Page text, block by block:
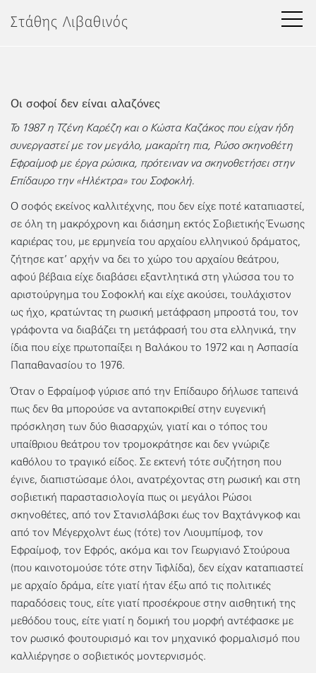
στοΣτάθης Λιβαθινός
Οι σοφοί δεν είναι αλαζόνες
Το 1987 η Τζένη Καρέζη και ο Κώστα Καζάκος που είχαν ήδη
συνεργαστεί με τον μεγάλο, μακαρίτη πια, Ρώσο σκηνοθέτη
Εφραίμοφ με έργα ρώσικα, πρότειναν να σκηνοθετήσει στην
Επίδαυρο την «Ηλέκτρα» του Σοφοκλή.
Ο σοφός εκείνος καλλιτέχνης, που δεν είχε ποτέ καταπιαστεί,
σε όλη τη μακρόχρονη και διάσημη εκτός Σοβιετικής Ένωσης
καριέρας του, με ερμηνεία του αρχαίου ελληνικού δράματος,
ζήτησε κατ’ αρχήν να δει το χώρο του αρχαίου θεάτρου,
αφού βέβαια είχε διαβάσει εξαντλητικά στη γλώσσα του το
αριστούργημα του Σοφοκλή και είχε ακούσει, τουλάχιστον
ως ήχο, κρατώντας τη ρωσική μετάφραση μπροστά του, τον
γράφοντα να διαβάζει τη μετάφρασή του στα ελληνικά, την
ίδια που είχε πρωτοπαίξει η Βαλάκου το 1972 και η Ασπασία
Παπαθανασίου το 1976.
Όταν ο Εφραίμοφ γύρισε από την Επίδαυρο δήλωσε ταπεινά
πως δεν θα μπορούσε να ανταποκριθεί στην ευγενική
πρόσκληση των δύο θιασαρχών, γιατί και ο τόπος του
υπαίθριου θεάτρου τον τρομοκράτησε και δεν γνώριζε
καθόλου το τραγικό είδος. Σε εκτενή τότε συζήτηση που
έγινε, διαπιστώσαμε όλοι, ανατρέχοντας στη ρωσική και στη
σοβιετική παραστασιολογία πως οι μεγάλοι Ρώσοι
σκηνοθέτες, από τον Στανισλάβσκι έως τον Βαχτάνγκοφ και
από τον Μέγερχολντ έως (τότε) τον Λιουμπίμοφ, τον
Εφραίμοφ, τον Εφρός, ακόμα και τον Γεωργιανό Στούρουα
(που καινοτομούσε τότε στην Τιφλίδα), δεν είχαν καταπιαστεί
με αρχαίο δράμα, είτε γιατί ήταν έξω από τις πολιτικές
παραδόσεις τους, είτε γιατί προσέκρουε στην αισθητική της
μεθόδου τους, είτε γιατί η δομική του μορφή αντέφασκε με
τον ρωσικό φουτουρισμό και τον μηχανικό φορμαλισμό που
καλλιέργησε ο σοβιετικός μοντερνισμός.